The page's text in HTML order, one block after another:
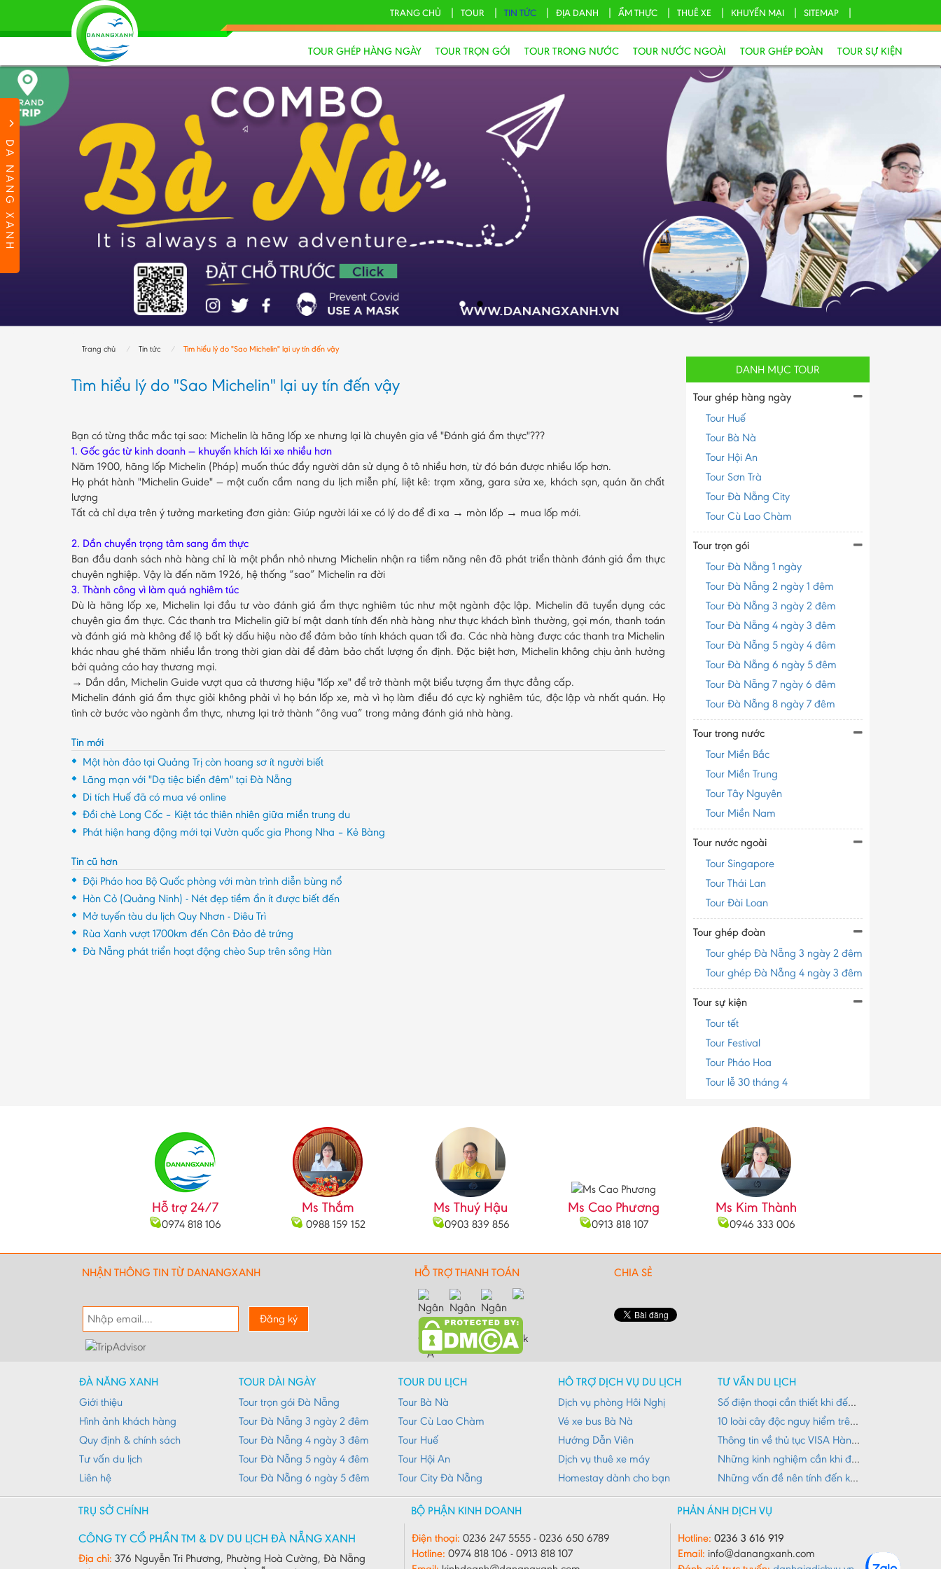
TRANG CHỦ TOUR TIN TỨC ĐỊA DANH ẨM THỰC THUÊ XE KHUYẾN MẠI SITEMAP
TOUR GHÉP HÀNG NGÀY TOUR TRỌN GÓI TOUR TRONG NƯỚC TOUR NƯỚC NGOÀI TOUR GHÉP ĐOÀN TOUR SỰ KIỆN
DA NANG XANH
Trang chủ Tin tức Tìm hiểu lý do "Sao Michelin" lại uy tín đến vậy
Tìm hiểu lý do "Sao Michelin" lại uy tín đến vậy
Bạn có từng thắc mắc tại sao: Michelin là hãng lốp xe nhưng lại là chuyên gia về "Đánh giá ẩm thực"???
1. Gốc gác từ kinh doanh — khuyến khích lái xe nhiều hơn
Năm 1900, hãng lốp Michelin (Pháp) muốn thúc đẩy người dân sử dụng ô tô nhiều hơn, từ đó bán được nhiều lốp hơn.
Họ phát hành "Michelin Guide" — một cuốn cẩm nang du lịch miễn phí, liệt kê: trạm xăng, gara sửa xe, khách sạn, quán ăn chất
lượng
Tất cả chỉ dựa trên ý tưởng marketing đơn giản: Giúp người lái xe có lý do để đi xa → mòn lốp → mua lốp mới.
2. Dần chuyển trọng tâm sang ẩm thực
Ban đầu danh sách nhà hàng chỉ là một phần nhỏ nhưng Michelin nhận ra tiềm năng nên đã phát triển thành đánh giá ẩm thực
chuyên nghiệp. Vậy là đến năm 1926, hệ thống “sao” Michelin ra đời
3. Thành công vì làm quá nghiêm túc
Dù là hãng lốp xe, Michelin lại đầu tư vào đánh giá ẩm thực nghiêm túc như một ngành độc lập. Michelin đã tuyển dụng các
chuyên gia ẩm thực. Các thanh tra Michelin giữ bí mật danh tính đến nhà hàng như thực khách bình thường, gọi món, thanh toán
và đánh giá mà không để lộ bất kỳ dấu hiệu nào để đảm bảo tính khách quan tối đa. Các nhà hàng được các thanh tra Michelin
khác nhau ghé thăm nhiều lần trong thời gian dài để đảm bảo chất lượng ổn định. Đặc biệt hơn, Michelin không chịu ảnh hưởng
bởi quảng cáo hay thương mại.
→ Dần dần, Michelin Guide vượt qua cả thương hiệu "lốp xe" để trở thành một biểu tượng ẩm thực đẳng cấp.
Michelin đánh giá ẩm thực giỏi không phải vì họ bán lốp xe, mà vì họ làm điều đó cực kỳ nghiêm túc, độc lập và nhất quán. Họ
tình cờ bước vào ngành ẩm thực, nhưng lại trở thành “ông vua” trong mảng đánh giá nhà hàng.
Tin mới
Một hòn đảo tại Quảng Trị còn hoang sơ ít người biết
Lãng mạn với "Dạ tiệc biển đêm" tại Đà Nẵng
Di tích Huế đã có mua vé online
Đồi chè Long Cốc – Kiệt tác thiên nhiên giữa miền trung du
Phát hiện hang động mới tại Vườn quốc gia Phong Nha – Kẻ Bàng
Tin cũ hơn
Đội Pháo hoa Bộ Quốc phòng với màn trình diễn bùng nổ
Hòn Cỏ (Quảng Ninh) - Nét đẹp tiềm ẩn ít được biết đến
Mở tuyến tàu du lịch Quy Nhơn - Diêu Trì
Rùa Xanh vượt 1700km đến Côn Đảo đẻ trứng
Đà Nẵng phát triển hoạt động chèo Sup trên sông Hàn
DANH MỤC TOUR
Tour ghép hàng ngày
Tour Huế
Tour Bà Nà
Tour Hội An
Tour Sơn Trà
Tour Đà Nẵng City
Tour Cù Lao Chàm
Tour trọn gói
Tour Đà Nẵng 1 ngày
Tour Đà Nẵng 2 ngày 1 đêm
Tour Đà Nẵng 3 ngày 2 đêm
Tour Đà Nẵng 4 ngày 3 đêm
Tour Đà Nẵng 5 ngày 4 đêm
Tour Đà Nẵng 6 ngày 5 đêm
Tour Đà Nẵng 7 ngày 6 đêm
Tour Đà Nẵng 8 ngày 7 đêm
Tour trong nước
Tour Miền Bắc
Tour Miền Trung
Tour Tây Nguyên
Tour Miền Nam
Tour nước ngoài
Tour Singapore
Tour Thái Lan
Tour Đài Loan
Tour ghép đoàn
Tour ghép Đà Nẵng 3 ngày 2 đêm
Tour ghép Đà Nẵng 4 ngày 3 đêm
Tour sự kiện
Tour tết
Tour Festival
Tour Pháo Hoa
Tour lễ 30 tháng 4
Hỗ trợ 24/7
0974 818 106
Ms Thắm
0988 159 152
Ms Thuý Hậu
0903 839 856
Ms Cao Phương
0913 818 107
Ms Kim Thành
0946 333 006
NHẬN THÔNG TIN TỪ DANANGXANH
Đăng ký
HỖ TRỢ THANH TOÁN CHIA SẺ
ĐÀ NẴNG XANH
Giới thiệu
Hình ảnh khách hàng
Quy định & chính sách
Tư vấn du lịch
Liên hệ
TOUR DÀI NGÀY
Tour trọn gói Đà Nẵng
Tour Đà Nẵng 3 ngày 2 đêm
Tour Đà Nẵng 4 ngày 3 đêm
Tour Đà Nẵng 5 ngày 4 đêm
Tour Đà Nẵng 6 ngày 5 đêm
TOUR DU LỊCH
Tour Bà Nà
Tour Cù Lao Chàm
Tour Huế
Tour Hội An
Tour City Đà Nẵng
HỖ TRỢ DỊCH VỤ DU LỊCH
Dịch vụ phòng Hôi Nghị
Vé xe bus Bà Nà
Hướng Dẫn Viên
Dịch vụ thuê xe máy
Homestay dành cho bạn
TƯ VẤN DU LỊCH
Số điện thoại cần thiết khi đến Đà Nẵng
10 loài cây độc nguy hiểm trên đường du lịch
Thông tin về thủ tục VISA Hàn Quốc
Những kinh nghiệm cần khi đi du lịch núi Đà Nẵng
Những vấn đề nên tính đến khi đi du lịch
TRỤ SỞ CHÍNH
CÔNG TY CỔ PHẦN TM & DV DU LỊCH ĐÀ NẴNG XANH
Địa chỉ: 376 Nguyễn Tri Phương, Phường Hoà Cường, Đà Nẵng
BỘ PHẬN KINH DOANH
Điện thoại: 0236 247 5555 - 0236 650 6789
Hotline: 0974 818 106 - 0913 818 107
PHẢN ÁNH DỊCH VỤ
Hotline: 0236 3 616 919
Email: info@danangxanh.com